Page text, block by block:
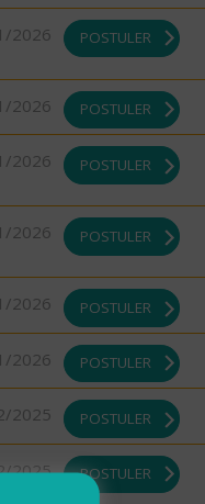
2026 POSTULER
2026 POSTULER
2026 POSTULER
2026 POSTULER
2026 POSTULER
2026 POSTULER
2025 POSTULER
2025 POSTULER